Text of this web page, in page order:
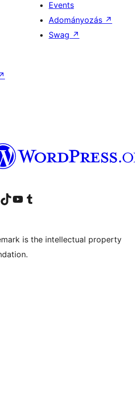
Events
Adományozás ↗
Swag ↗
megtekintése
account
LinkedIn account
Visit our TikTok account
Visit our YouTube channel
Visit our Tumblr account
is the intellectual property